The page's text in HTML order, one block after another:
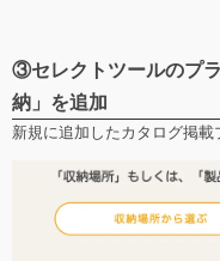
③セレクトツールのプ
納」を追加
新規に追加したカタログ掲載